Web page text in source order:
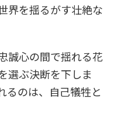
界を揺るがす壮絶な
誠心の間で揺れる花
選ぶ決断を下しま
るのは、自己犠牲と